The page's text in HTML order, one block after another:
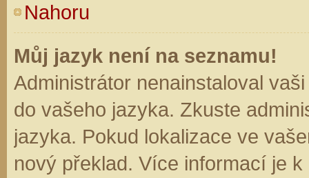
Nahoru
Můj jazyk není na seznamu!
Administrátor nenainstaloval
do vašeho jazyka. Zkuste
jazyka. Pokud lokalizace ve
nový překlad. Více informací je